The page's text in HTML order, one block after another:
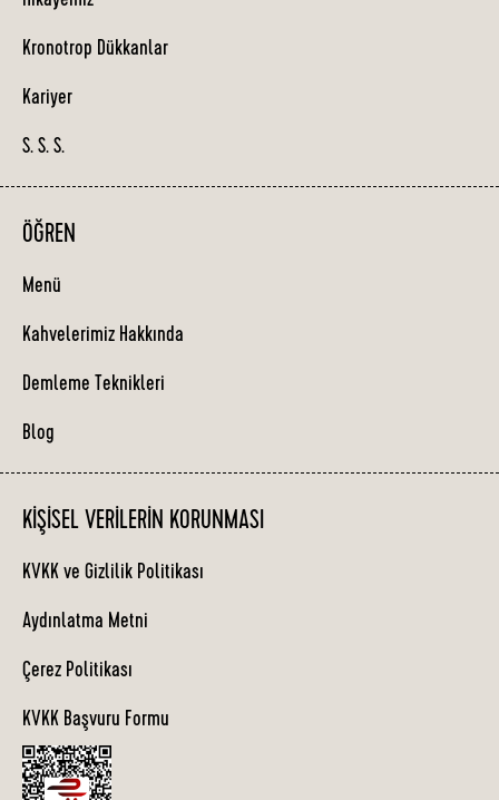
Kronotrop Dükkanlar
Kariyer
S. S. S.
ÖĞREN
Menü
Kahvelerimiz Hakkında
Demleme Teknikleri
Blog
KIŞISEL VERILERIN KORUNMASI
KVKK ve Gizlilik Politikası
Aydınlatma Metni
Çerez Politikası
KVKK Başvuru Formu